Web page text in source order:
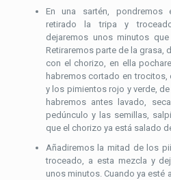
En una sartén, pondremos
retirado la tripa y
dejaremos unos minutos
Retiraremos parte de la grasa,
con el chorizo, en ella
habremos cortado en
y los pimientos rojo y verde,
habremos antes lavado,
pedúnculo y las semillas,
que el chorizo ya está salado
Añadiremos la mitad de los
troceado, a esta mezcla y
unos minutos. Cuando ya esté